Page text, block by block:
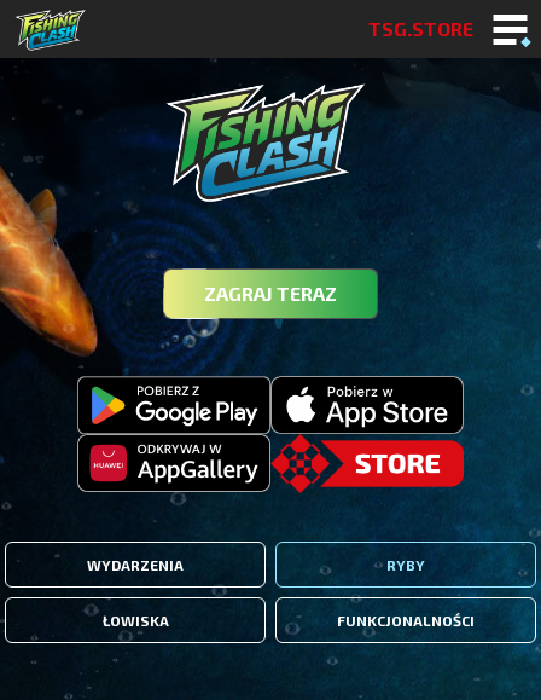
TSG.STORE
ZAGRAJ TERAZ
WYDARZENIA RYBY
ŁOWISKA FUNKCJONALNOŚCI